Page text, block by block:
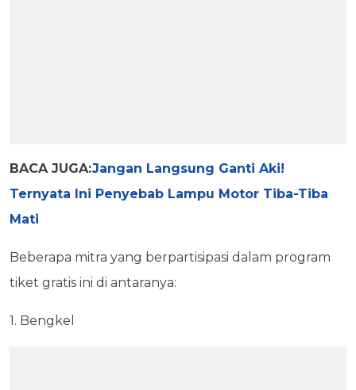
BACA JUGA:Jangan Langsung Ganti Aki!
Ternyata Ini Penyebab Lampu Motor Tiba-Tiba
Mati
Beberapa mitra yang berpartisipasi dalam program
tiket gratis ini di antaranya:
1. Bengkel